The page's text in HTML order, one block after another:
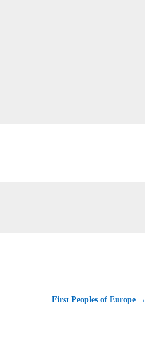
First Peoples of Europe →